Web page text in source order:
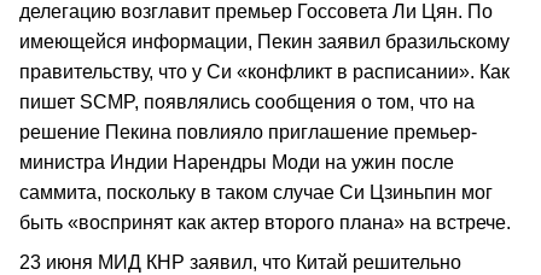
делегацию возглавит премьер Госсовета Ли Цян. По
имеющейся информации, Пекин заявил бразильскому
правительству, что у Си «конфликт в расписании». Как
пишет SCMP, появлялись сообщения о том, что на
решение Пекина повлияло приглашение премьер-
министра Индии Нарендры Моди на ужин после
саммита, поскольку в таком случае Си Цзиньпин мог
быть «воспринят как актер второго плана» на встрече.
23 июня МИД КНР заявил, что Китай решительно